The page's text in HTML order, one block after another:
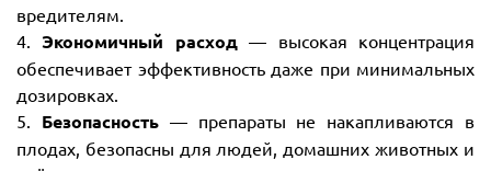
вредителям.
4. Экономичный расход — высокая концентрация
обеспечивает эффективность даже при минимальных
дозировках.
5. Безопасность— препараты не накапливаются в
плодах, безопасны для людей, домашних животных и